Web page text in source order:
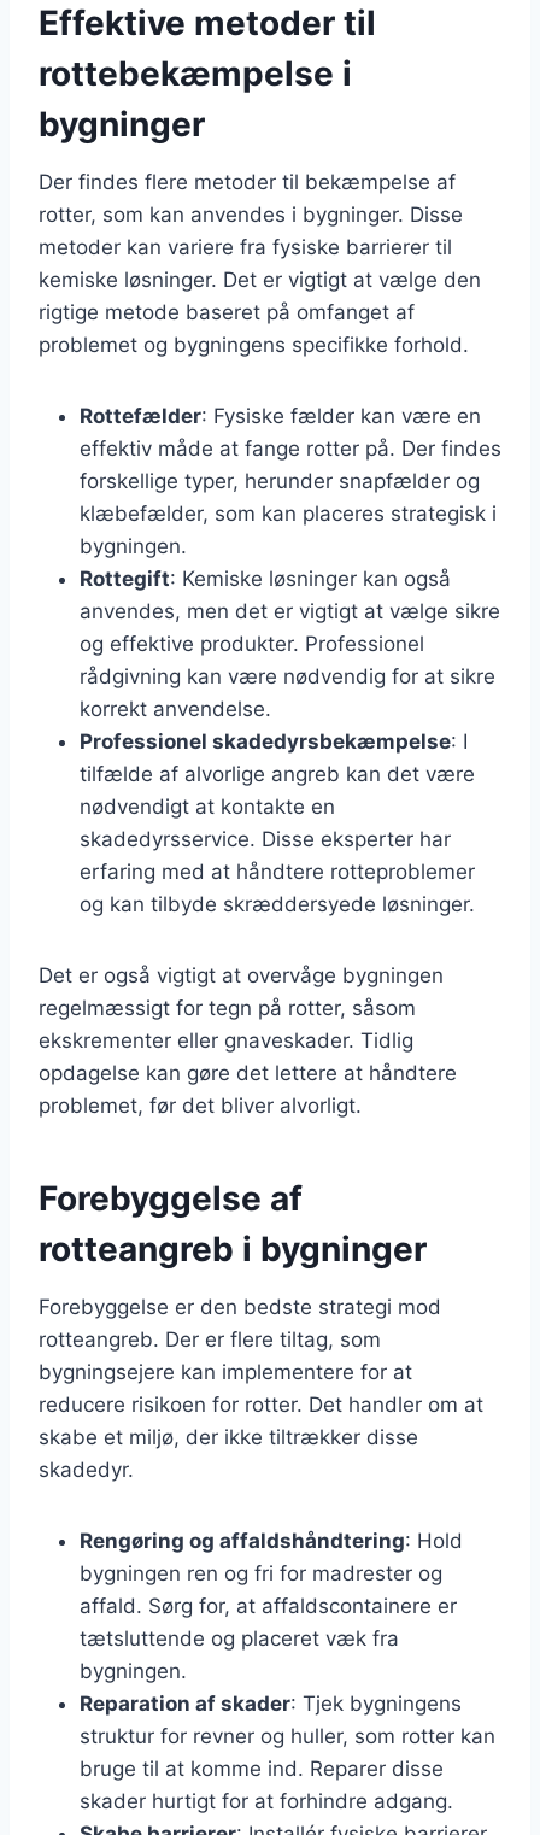
Effektive metoder til
rottebekæmpelse i
bygninger
Der findes flere metoder til bekæmpelse af
rotter, som kan anvendes i bygninger. Disse
metoder kan variere fra fysiske barrierer til
kemiske løsninger. Det er vigtigt at vælge den
rigtige metode baseret på omfanget af
problemet og bygningens specifikke forhold.
Rottefælder: Fysiske fælder kan være en
effektiv måde at fange rotter på. Der findes
forskellige typer, herunder snapfælder og
klæbefælder, som kan placeres strategisk i
bygningen.
Rottegift: Kemiske løsninger kan også
anvendes, men det er vigtigt at vælge sikre
og effektive produkter. Professionel
rådgivning kan være nødvendig for at sikre
korrekt anvendelse.
Professionel skadedyrsbekæmpelse: I
tilfælde af alvorlige angreb kan det være
nødvendigt at kontakte en
skadedyrsservice. Disse eksperter har
erfaring med at håndtere rotteproblemer
og kan tilbyde skræddersyede løsninger.
Det er også vigtigt at overvåge bygningen
regelmæssigt for tegn på rotter, såsom
ekskrementer eller gnaveskader. Tidlig
opdagelse kan gøre det lettere at håndtere
problemet, før det bliver alvorligt.
Forebyggelse af
rotteangreb i bygninger
Forebyggelse er den bedste strategi mod
rotteangreb. Der er flere tiltag, som
bygningsejere kan implementere for at
reducere risikoen for rotter. Det handler om at
skabe et miljø, der ikke tiltrækker disse
skadedyr.
Rengøring og affaldshåndtering: Hold
bygningen ren og fri for madrester og
affald. Sørg for, at affaldscontainere er
tætsluttende og placeret væk fra
bygningen.
Reparation af skader: Tjek bygningens
struktur for revner og huller, som rotter kan
bruge til at komme ind. Reparer disse
skader hurtigt for at forhindre adgang.